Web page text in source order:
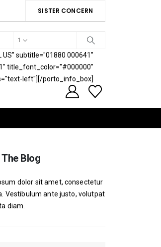
SISTER CONCERN
1
subtitle="01880 000641"
title_font_color="#000000"
left"][/porto_info_box]
Blog
dolor sit amet, consectetur
Vestibulum ante justo, volutpat
diam.